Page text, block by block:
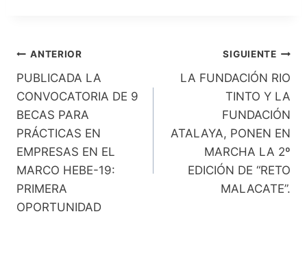
Navegación
de
entradas
ANTERIOR
PUBLICADA LA
CONVOCATORIA DE 9
BECAS PARA
PRÁCTICAS EN
EMPRESAS EN EL
MARCO HEBE-19:
PRIMERA
OPORTUNIDAD
SIGUIENTE
LA FUNDACIÓN RIO
TINTO Y LA
FUNDACIÓN
ATALAYA, PONEN EN
MARCHA LA 2º
EDICIÓN DE “RETO
MALACATE”.